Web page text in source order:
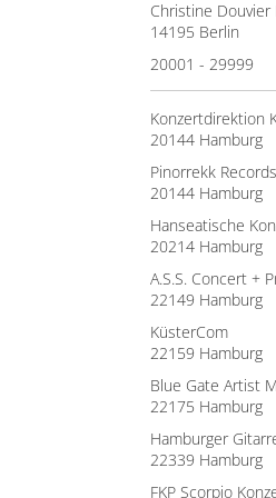
Christine
14195 Berlin
20001 - 29999
Konzertdirektion
20144 Hamburg
Pinorrekk
20144 Hamburg
Hanseatische
20214 Hamburg
A.S.S. Concert +
22149 Hamburg
KüsterCom
22159 Hamburg
Blue Gate Artist
22175 Hamburg
Hamburger
22339 Hamburg
FKP Scorpio